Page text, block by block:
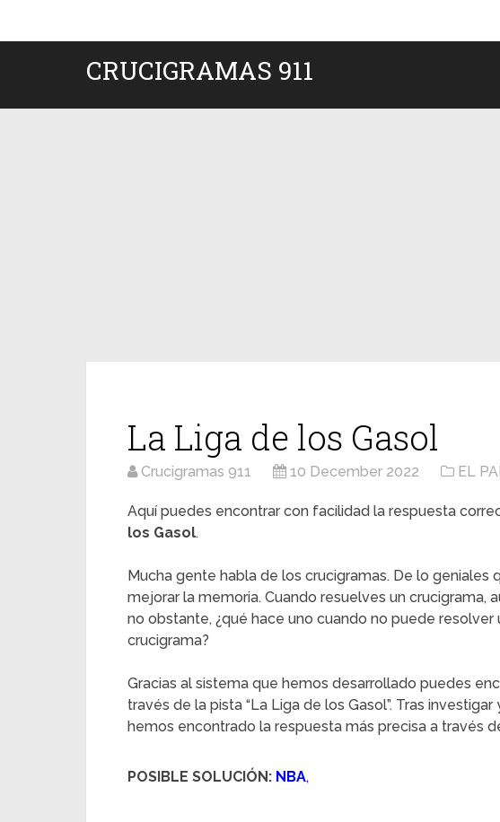
CRUCIGRAMAS 911
La Liga de los Gasol
Crucigramas 911 10 December 2022 EL
Aquí puedes encontrar con facilidad la respuesta
los Gasol.
Mucha gente habla de los crucigramas. De lo
mejorar la memoria. Cuando resuelves un crucigrama,
no obstante, ¿qué hace uno cuando no puede
crucigrama?
Gracias al sistema que hemos desarrollado puedes
través de la pista “La Liga de los Gasol”. Tras
hemos encontrado la respuesta más precisa a través
POSIBLE SOLUCIÓN: NBA,